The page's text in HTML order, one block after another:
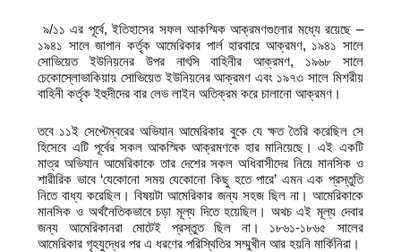
৯/১১ এর পূর্বে, ইতিহাসের সফল আকস্মিক আক্রমণগুলোর মধ্যে রয়েছে –
১৯৪১ সালে জাপান কর্তৃক আমেরিকার পার্ল হারবারে আক্রমণ, ১৯৪১ সালে
সোভিয়েত ইউনিয়নের উপর নাৎসি বাহিনীর আক্রমণ, ১৯৬৮ সালে
চেকোস্লোভাকিয়ায় সোভিয়েত ইউনিয়নের আক্রমণ এবং ১৯৭৩ সালে মিশরীয়
বাহিনী কর্তৃক ইহুদীদের বার লেভ লাইন অতিক্রম করে চালানো আক্রমণ।
তবে ১১ই সেপ্টেম্বরের অভিযান আমেরিকার বুকে যে ক্ষত তৈরি করেছিল সে
হিসেবে এটি পূর্বের সকল আকস্মিক আক্রমণকে হার মানিয়েছে। এই একটি
মাত্র অভিযান আমেরিকাকে তার দেশের সকল অধিবাসীদের নিয়ে মানসিক ও
শারীরিক ভাবে ‘যেকোনো সময় যেকোনো কিছু হতে পারে’ এমন এক প্রস্তুতি
নিতে বাধ্য করেছিল। বিষয়টা আমেরিকার জন্য সহজ ছিল না। আমেরিকাকে
মানসিক ও অর্থনৈতিকভাবে চড়া মূল্য দিতে হয়েছিল। অথচ এই মূল্য দেবার
জন্য আমেরিকানরা মোটেই প্রস্তুত ছিল না। ১৮৬১-১৮৬৫ সালের
আমেরিকার গৃহযুদ্ধের পর এ ধরণের পরিস্থিতির সম্মুখীন আর হয়নি মার্কিনিরা।